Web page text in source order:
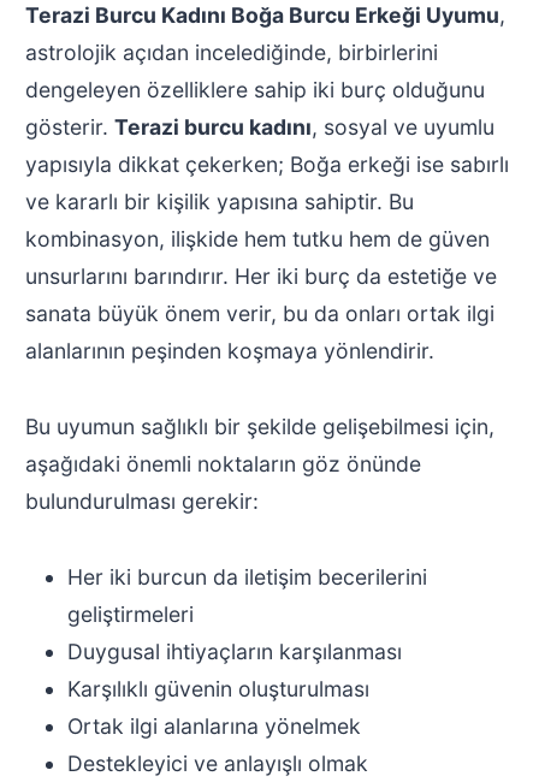
Terazi Burcu Kadını Boğa Burcu Erkeği Uyumu,
astrolojik açıdan incelediğinde, birbirlerini
dengeleyen özelliklere sahip iki burç olduğunu
gösterir. Terazi burcu kadını, sosyal ve uyumlu
yapısıyla dikkat çekerken; Boğa erkeği ise sabırlı
ve kararlı bir kişilik yapısına sahiptir. Bu
kombinasyon, ilişkide hem tutku hem de güven
unsurlarını barındırır. Her iki burç da estetiğe ve
sanata büyük önem verir, bu da onları ortak ilgi
alanlarının peşinden koşmaya yönlendirir.
Bu uyumun sağlıklı bir şekilde gelişebilmesi için,
aşağıdaki önemli noktaların göz önünde
bulundurulması gerekir:
Her iki burcun da iletişim becerilerini
geliştirmeleri
Duygusal ihtiyaçların karşılanması
Karşılıklı güvenin oluşturulması
Ortak ilgi alanlarına yönelmek
Destekleyici ve anlayışlı olmak